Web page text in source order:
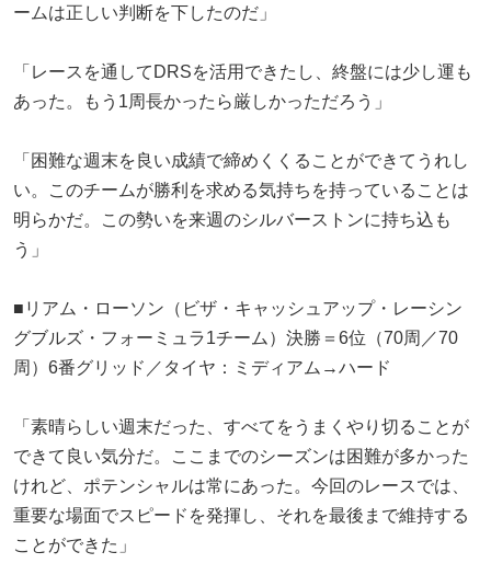
ームは正しい判断を下したのだ」
「レースを通してDRSを活用できたし、終盤には少し運も
あった。もう1周長かったら厳しかっただろう」
「困難な週末を良い成績で締めくくることができてうれし
い。このチームが勝利を求める気持ちを持っていることは
明らかだ。この勢いを来週のシルバーストンに持ち込も
う」
■リアム・ローソン（ビザ・キャッシュアップ・レーシン
グブルズ・フォーミュラ1チーム）決勝＝6位（70周／70
周）6番グリッド／タイヤ：ミディアム→ハード
「素晴らしい週末だった、すべてをうまくやり切ることが
できて良い気分だ。ここまでのシーズンは困難が多かった
けれど、ポテンシャルは常にあった。今回のレースでは、
重要な場面でスピードを発揮し、それを最後まで維持する
ことができた」